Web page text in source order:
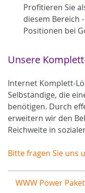
Profitieren Sie
diesem Bereich
Positionen bei
Unsere
Internet Komplett-
Selbständige, die
benötigen. Durch
erweitern wir den
Reichweite in
Bitte fragen Sie uns
WWW Power Paket